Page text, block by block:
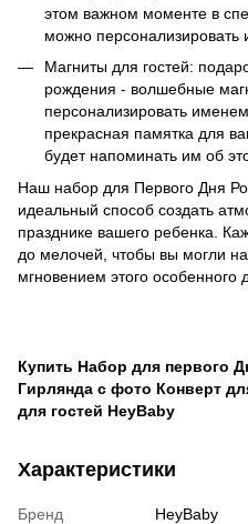
этом важном моменте в
можно персонализировать
Магниты для гостей:
рождения - волшебные
персонализировать
прекрасная памятка для
будет напоминать им об
Наш набор для Первого Дня
идеальный способ создать
празднике вашего ребенка.
до мелочей, чтобы вы могли
мгновением этого особенного
Купить Набор для первого
Гирлянда с фото Конверт
для гостей HeyBaby
Характеристики
Бренд
HeyBaby